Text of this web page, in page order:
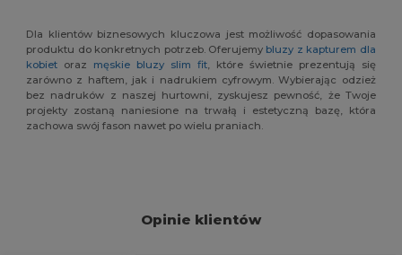
Dla klientów biznesowych kluczowa jest możliwość dopasowania
produktu do konkretnych potrzeb. Oferujemybluzy z kapturem dla
kobiet oraz męskie bluzy slim fit, które świetnie prezentują się
zarówno z haftem, jak i nadrukiem cyfrowym. Wybierając odzież
bez nadruków z naszej hurtowni, zyskujesz pewność, że Twoje
projekty zostaną naniesione na trwałą i estetyczną bazę, która
zachowa swój fason nawet po wielu praniach.
Opinie klientów